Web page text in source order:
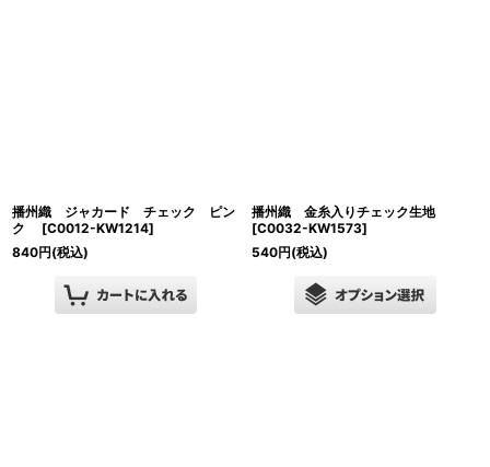
播州織 ジャカード チェック ピン
ク
[C0012-KW1214]
840円(税込)
播州織 金糸入りチェック生地
[C0032-KW1573]
540円(税込)